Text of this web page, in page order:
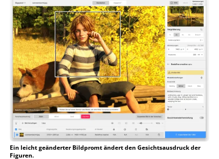
Ein leicht geänderter Bildpromt ändert den Gesichtsausdruck der
Figuren.